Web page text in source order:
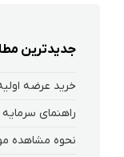
جدیدترین
خرید عرضه
راهنمای